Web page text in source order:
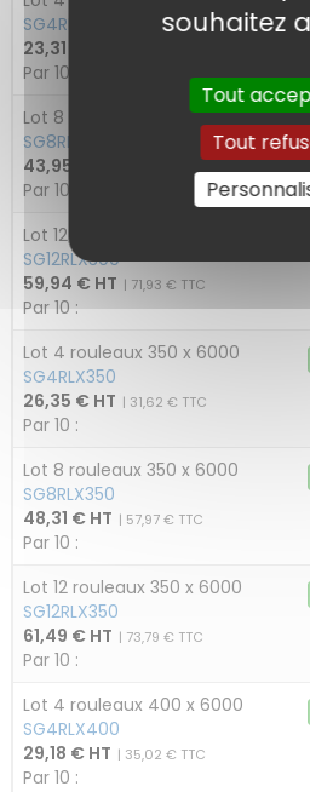
SG4RLX300
23,31 € HT
Par 10 :
Lot 8 rouleaux 300 x 6000
SG8RLX300
43,95 € HT
| 52,74 € TTC
Par 10 :
Lot 12 rouleaux 300 x 6000
SG12RLX300
59,94 € HT | 71,93 € TTC
Par 10 :
Lot 4 rouleaux 350 x 6000
SG4RLX350
26,35 € HT | 31,62 € TTC
Par 10 :
Lot 8 rouleaux 350 x 6000
SG8RLX350
48,31 € HT | 57,97 € TTC
Par 10 :
Lot 12 rouleaux 350 x 6000
SG12RLX350
61,49 € HT | 73,79 € TTC
Par 10 :
Lot 4 rouleaux 400 x 6000
SG4RLX400
29,18 € HT | 35,02 € TTC
Par 10 :
souhaitez
Tout
Tout